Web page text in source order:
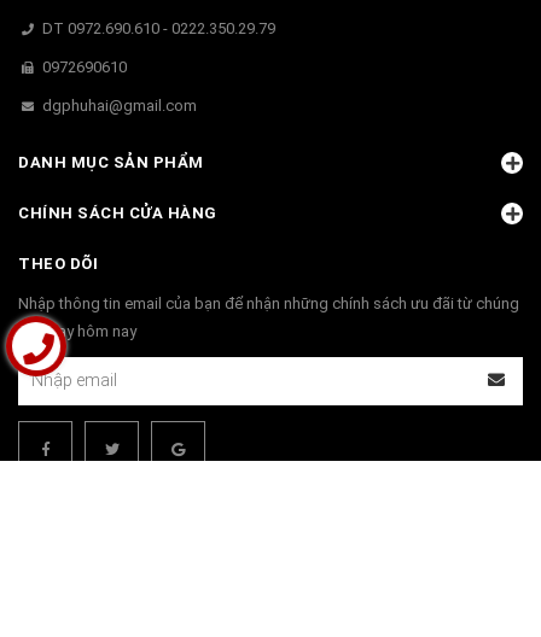
DT 0972.690.610 - 0222.350.29.79
0972690610
dgphuhai@gmail.com
DANH MỤC SẢN PHẨM
CHÍNH SÁCH CỬA HÀNG
THEO DÕI
Nhập thông tin email của bạn để nhận những chính sách ưu đãi từ chúng
tôi ngay hôm nay